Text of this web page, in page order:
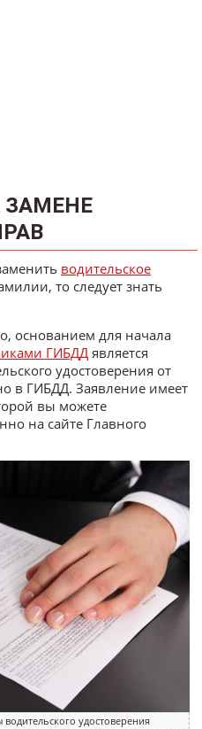
ЗАМЕНЕ
водительское
то следует знать
основанием для начала
ГИБДД является
удостоверения от
в ГИБДД. Заявление имеет
вы можете
на сайте Главного
удостоверения